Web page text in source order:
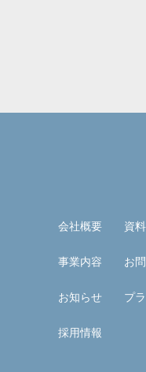
会社概要
事業内容
お知らせ
採用情報
資
お
プ